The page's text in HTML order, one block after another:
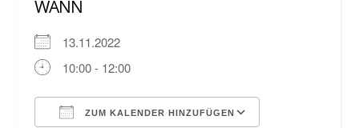
WANN
13.11.2022
10:00 - 12:00
ZUM KALENDER HINZUFÜGEN